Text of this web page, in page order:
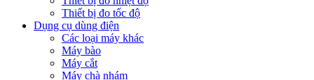
Thiết bị đo tốc độ
Dụng cụ dùng điện
Các loại máy khác
Máy bào
Máy cắt
Máy chà nhám